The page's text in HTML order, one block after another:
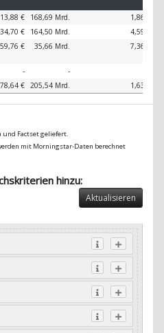
€ 168,69 Mrd.
1,86 %
€ 164,50 Mrd.
4,59 %
59,76 € 35,66 Mrd. 7,36 %
- -
€ 205,54 Mrd. 1,63 %
und Factset geliefert.
mit Morningstar-Daten berechnet
hinzu:
Aktualisieren